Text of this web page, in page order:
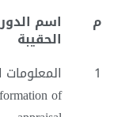
م اسم
الحقيبة
1
المعلومات
of